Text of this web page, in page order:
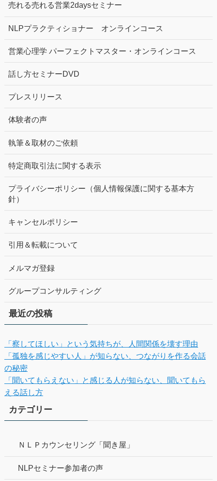
売れる売れる営業2daysセミナー
NLPプラクティショナー オンラインコース
営業心理学 パーフェクトマスター・オンラインコース
話し方セミナーDVD
プレスリリース
体験者の声
執筆＆取材のご依頼
特定商取引法に関する表示
プライバシーポリシー（個人情報保護に関する基本方
針）
キャンセルポリシー
引用＆転載について
メルマガ登録
グループコンサルティング
最近の投稿
「察してほしい」という気持ちが、人間関係を壊す理由
「孤独を感じやすい人」が知らない、つながりを作る会話
の秘密
「聞いてもらえない」と感じる人が知らない、聞いてもら
える話し方
カテゴリー
ＮＬＰカウンセリング「聞き屋」
NLPセミナー参加者の声